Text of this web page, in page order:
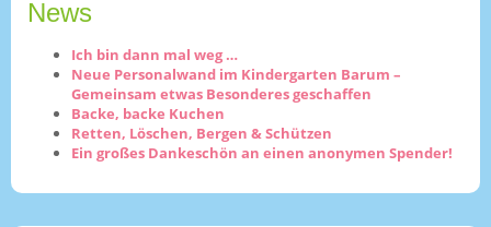
News
Ich bin dann mal weg …
Neue Personalwand im Kindergarten Barum –
Gemeinsam etwas Besonderes geschaffen
Backe, backe Kuchen
Retten, Löschen, Bergen & Schützen
Ein großes Dankeschön an einen anonymen Spender!